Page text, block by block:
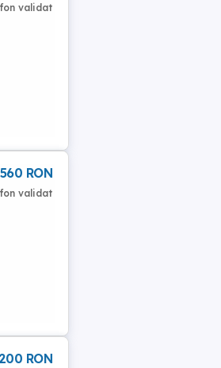
validat
560 RON
validat
200 RON